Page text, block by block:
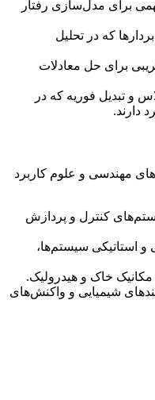
برای مدل‌سازی رفتار
که در تحلیل
برای حل معادلات
و تبدیل فوریه که در
دارند.
مهندسی و علوم کاربرد
کنترل و پردازش
و استاتیکی سیستم‌ها،
مکانیک خاک و هیدرولیک.
شیمیایی و واکنش‌های